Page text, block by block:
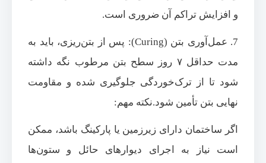
و افزایش تراکم آن ضروری است.
7. عمل‌آوری بتن (Curing): پس از بتن‌ریزی، باید به
مدت حداقل ۷ روز سطح بتن مرطوب نگه داشته
شود تا از ترک‌خوردگی جلوگیری شده و مقاومت
نهایی بتن تأمین شود.نکته مهم:
اگر ساختمان دارای زیرزمین یا پارکینگ باشد، ممکن
است نیاز به اجرای دیوارهای حائل و ستون‌ها